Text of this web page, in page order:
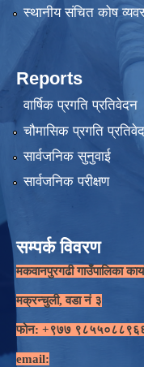
स्थानीय संचित कोष
Reports
वार्षिक प्रगति प्रतिवेदन
चौमासिक प्रगति
सार्वजनिक सुनुवाई
सार्वजनिक परीक्षण
सम्पर्क विवरण
मकवानपुरगढी गाउँपालिका
मक्रन्चुली, वडा नं ३
फोन: +९७७
email: